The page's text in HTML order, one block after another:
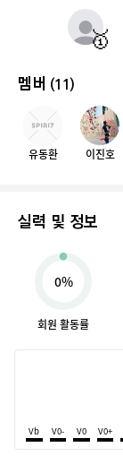
매주 월요일부터
🥇
멤버 (11)
유동환 이진호
실력 및 정보
0%
회원 활동률
Vb V0- V0 V0+